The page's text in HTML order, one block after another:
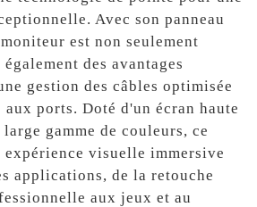
Avec son panneau
est non seulement
des avantages
gestion des câbles optimisée
ports. Doté d'un écran haute
gamme de couleurs, ce
visuelle immersive
applications, de la retouche
aux jeux et au